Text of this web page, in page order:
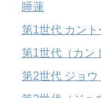
睡蓮
第1世代 カント
第1世代（カン
第2世代 ジョウ